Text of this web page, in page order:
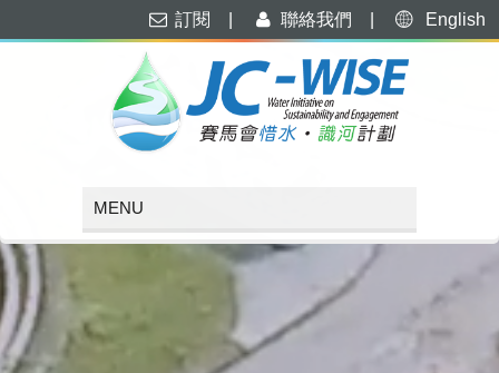
訂閱 聯絡我們 English